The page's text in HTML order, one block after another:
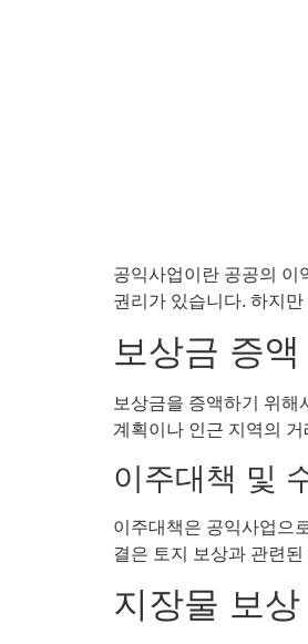
공익사업이란 공공의 이
권리가 있습니다. 하지
보상금 증
보상금을 증액하기 위
계획이나 인근 지역의
이주대책 및
이주대책은 공익사업으
결은 토지 보상과 관련
지장물 보